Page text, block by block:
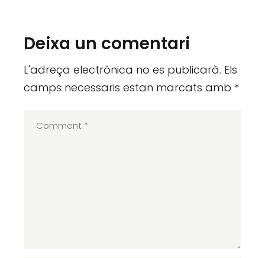
Deixa un comentari
L'adreça electrònica no es publicarà. Els
camps necessaris estan marcats amb *